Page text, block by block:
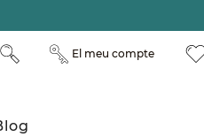
El meu compte